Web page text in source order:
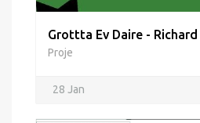
Grottta Ev Daire - Richard
Proje
28 Jan